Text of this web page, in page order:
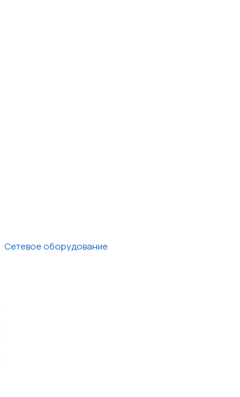
Сетевое оборудование